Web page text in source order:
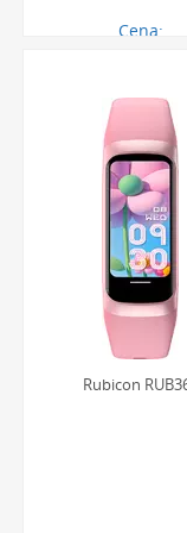
skutecznie chronią
mogłyby powstać
konstrukcja
estetyczny wygląd i
stając się wiernym
Pierwszy zegarek
nadać mu jeszcze
skorzystać zopcji
na deklu daty,
Cena:
Rubicon